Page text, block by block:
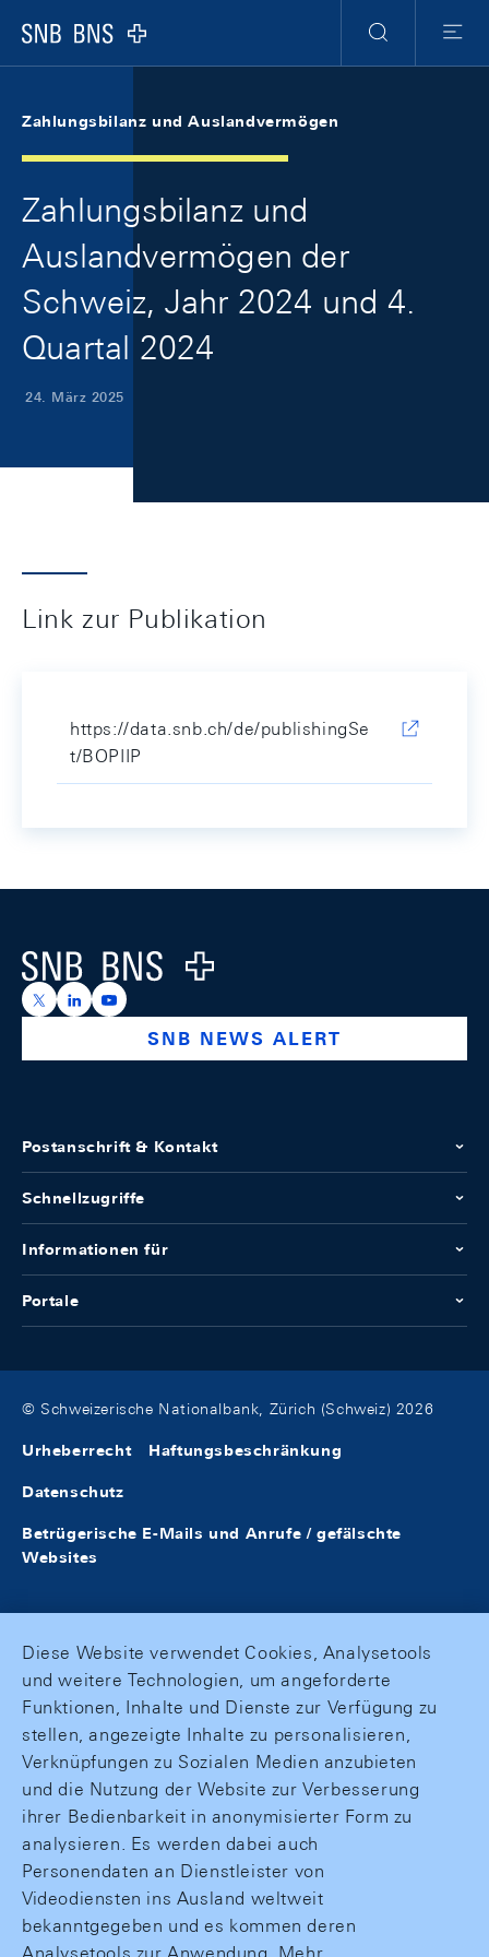
Logo
Suche
Menu
Zahlungsbilanz und Auslandvermögen
Zahlungsbilanz und
Auslandvermögen der
Schweiz, Jahr 2024 und 4.
Quartal 2024
24. März 2025
Link zur Publikation
https://data.snb.ch/de/publishingSe
t/BOPIIP
Logo
https://x.com/snb_bns
https://ch.linkedin.com/company/swiss-national-
https://www.youtube.com/@swissnationalbank
SNB NEWS ALERT
Postanschrift & Kontakt
Schnellzugriffe
Informationen für
Portale
© Schweizerische Nationalbank, Zürich (Schweiz) 2026
Urheberrecht Haftungsbeschränkung
Datenschutz
Betrügerische E-Mails und Anrufe / gefälschte
Websites
Diese Website verwendet Cookies, Analysetools
und weitere Technologien, um angeforderte
Funktionen, Inhalte und Dienste zur Verfügung zu
stellen, angezeigte Inhalte zu personalisieren,
Verknüpfungen zu Sozialen Medien anzubieten
und die Nutzung der Website zur Verbesserung
ihrer Bedienbarkeit in anonymisierter Form zu
analysieren. Es werden dabei auch
Personendaten an Dienstleister von
Videodiensten ins Ausland weltweit
bekanntgegeben und es kommen deren